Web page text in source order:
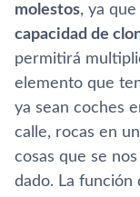
molestos, ya
capacidad de
permitirá
elemento que
ya sean coches
calle, rocas en
cosas que se
dado. La función